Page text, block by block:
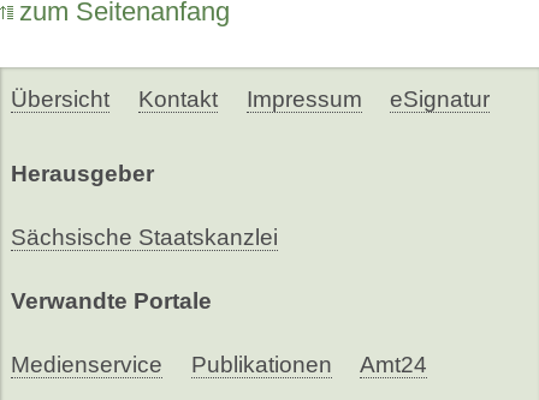
zum Seitenanfang
Übersicht Kontakt Impressum eSignatur
Herausgeber
Sächsische Staatskanzlei
Verwandte Portale
Medienservice Publikationen Amt24